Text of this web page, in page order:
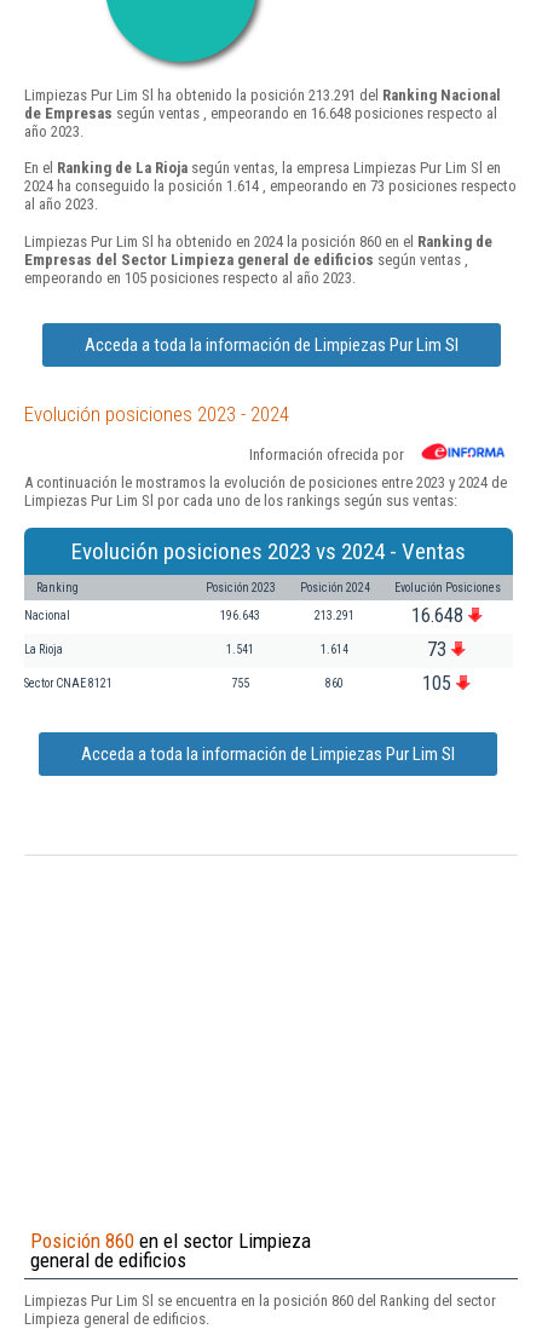
Limpiezas Pur Lim Sl ha obtenido la posición 213.291 del Ranking Nacional
de Empresas según ventas , empeorando en 16.648 posiciones respecto al
año 2023.
En el Ranking de La Rioja según ventas, la empresa Limpiezas Pur Lim Sl en
2024 ha conseguido la posición 1.614 , empeorando en 73 posiciones respecto
al año 2023.
Limpiezas Pur Lim Sl ha obtenido en 2024 la posición 860 en el Ranking de
Empresas del Sector Limpieza general de edificios según ventas ,
empeorando en 105 posiciones respecto al año 2023.
Acceda a toda la información de Limpiezas Pur Lim Sl
Evolución posiciones 2023 - 2024
Información ofrecida por
A continuación le mostramos la evolución de posiciones entre 2023 y 2024 de
Limpiezas Pur Lim Sl por cada uno de los rankings según sus ventas:
Evolución posiciones 2023 vs 2024 - Ventas
Ranking Posición 2023 Posición 2024 Evolución Posiciones
Nacional 196.643 213.291 16.648
La Rioja 1.541 1.614 73
Sector CNAE 8121 755 860 105
Acceda a toda la información de Limpiezas Pur Lim Sl
Posición 860 en el sector Limpieza
general de edificios
Limpiezas Pur Lim Sl se encuentra en la posición 860 del Ranking del sector
Limpieza general de edificios.